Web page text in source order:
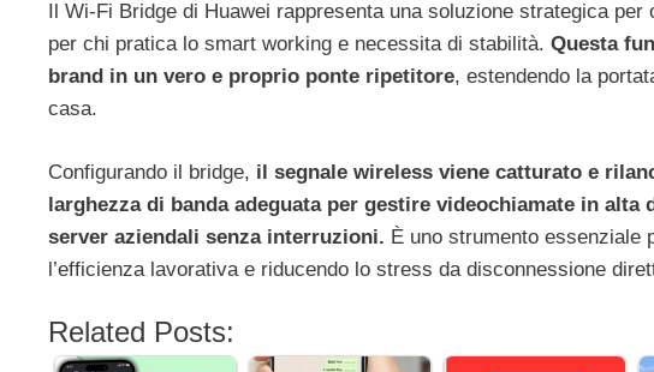
Il Wi-Fi Bridge di Huawei rappresenta una soluzione strategica
per chi pratica lo smart working e necessita di stabilità. Questa
brand in un vero e proprio ponte ripetitore, estendendo la
casa.
Configurando il bridge, il segnale wireless viene catturato e
larghezza di banda adeguata per gestire videochiamate in
server aziendali senza interruzioni. È uno strumento essenziale
l’efficienza lavorativa e riducendo lo stress da disconnessione
Related Posts: